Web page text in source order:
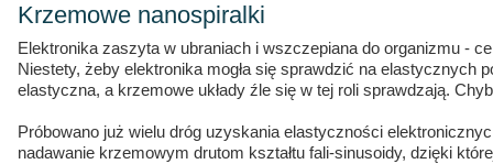
Krzemowe nanospiralki
Elektronika zaszyta w ubraniach i wszczepiana do organizmu -
Niestety, żeby elektronika mogła się sprawdzić na elastycznych
elastyczna, a krzemowe układy źle się w tej roli sprawdzają.
Próbowano już wielu dróg uzyskania elastyczności
nadawanie krzemowym drutom kształtu fali-sinusoidy, dzięki